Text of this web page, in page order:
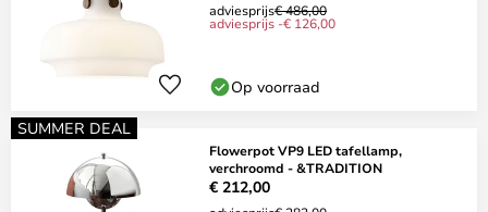
adviesprijs€ 486,00
adviesprijs -€ 126,00
Op voorraad
SUMMER DEAL
Flowerpot VP9 LED tafellamp,
verchroomd - &TRADITION
€ 212,00